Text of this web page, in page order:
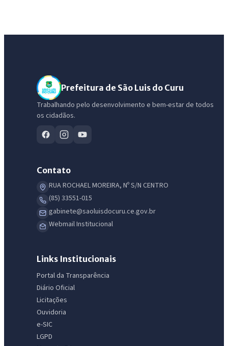
Prefeitura de São Luis do Curu
Trabalhando pelo desenvolvimento e bem-estar de todos
os cidadãos.
Contato
RUA ROCHAEL MOREIRA, Nº S/N CENTRO
(85) 33551-015
gabinete@saoluisdocuru.ce.gov.br
Webmail Institucional
Links Institucionais
Portal da Transparência
Diário Oficial
Licitações
Ouvidoria
e-SIC
LGPD